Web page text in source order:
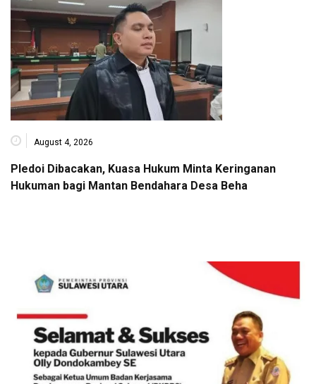
August 4, 2026
Pledoi Dibacakan, Kuasa Hukum Minta Keringanan
Hukuman bagi Mantan Bendahara Desa Beha